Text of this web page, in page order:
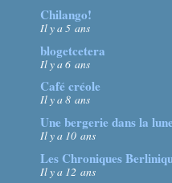
Chilango!
Il y a 5 ans
blogetcetera
Il y a 6 ans
Café créole
Il y a 8 ans
Une bergerie dans la
Il y a 10 ans
Les Chroniques
Il y a 12 ans